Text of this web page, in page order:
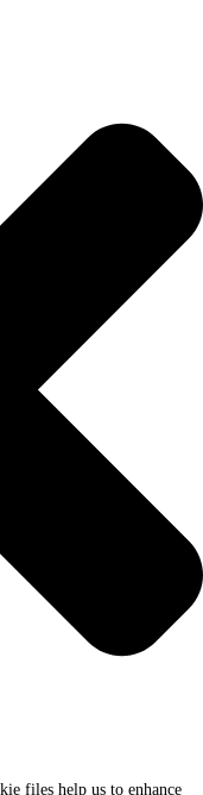
files help us to enhance